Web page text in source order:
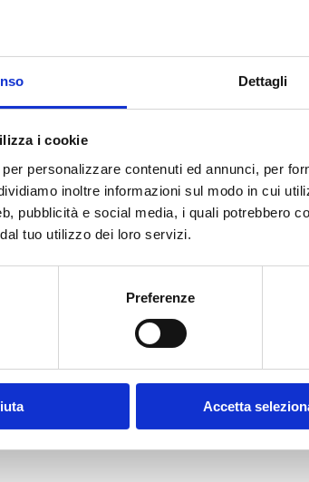
Dettagli
i cookie
personalizzare contenuti ed annunci, per
inoltre informazioni sul modo in cui
pubblicità e social media, i quali potrebbero
tuo utilizzo dei loro servizi.
Preferenze
Accetta